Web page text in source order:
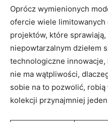
Oprócz wymienionych
ofercie wiele ⁤limitowanych⁢
projektów, które
niepowtarzalnym dziełem
⁣technologiczne innowacje,
nie ma wątpliwości,⁤
sobie na to pozwolić,
kolekcji przynajmniej